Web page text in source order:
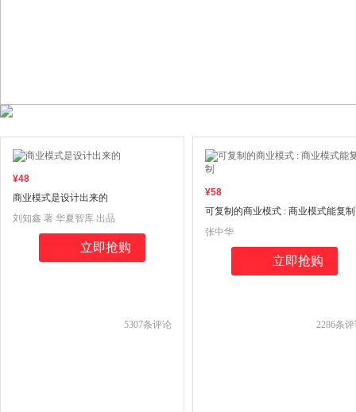
¥48
商业模式是设计出来的
5307条评论
刘知鑫 著 华夏智库 出品
立即抢购
¥58
可复制的商业模式 : 商业模式能复制
2286条
张中华
立即抢购